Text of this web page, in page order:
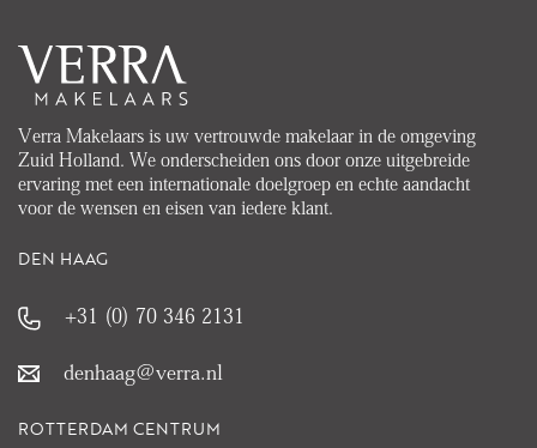
Verra Makelaars is uw vertrouwde makelaar in de omgeving
Zuid Holland. We onderscheiden ons door onze uitgebreide
ervaring met een internationale doelgroep en echte aandacht
voor de wensen en eisen van iedere klant.
DEN HAAG
+31 (0) 70 346 2131
denhaag@verra.nl
ROTTERDAM CENTRUM